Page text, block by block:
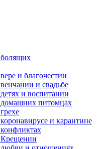
и благочестии
и свадьбе
и воспитании
питомцах
и карантине